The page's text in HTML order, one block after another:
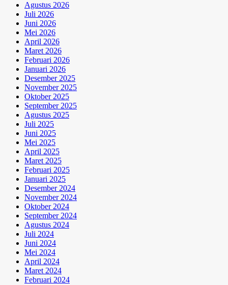
Agustus 2026
Juli 2026
Juni 2026
Mei 2026
April 2026
Maret 2026
Februari 2026
Januari 2026
Desember 2025
November 2025
Oktober 2025
September 2025
Agustus 2025
Juli 2025
Juni 2025
Mei 2025
April 2025
Maret 2025
Februari 2025
Januari 2025
Desember 2024
November 2024
Oktober 2024
September 2024
Agustus 2024
Juli 2024
Juni 2024
Mei 2024
April 2024
Maret 2024
Februari 2024